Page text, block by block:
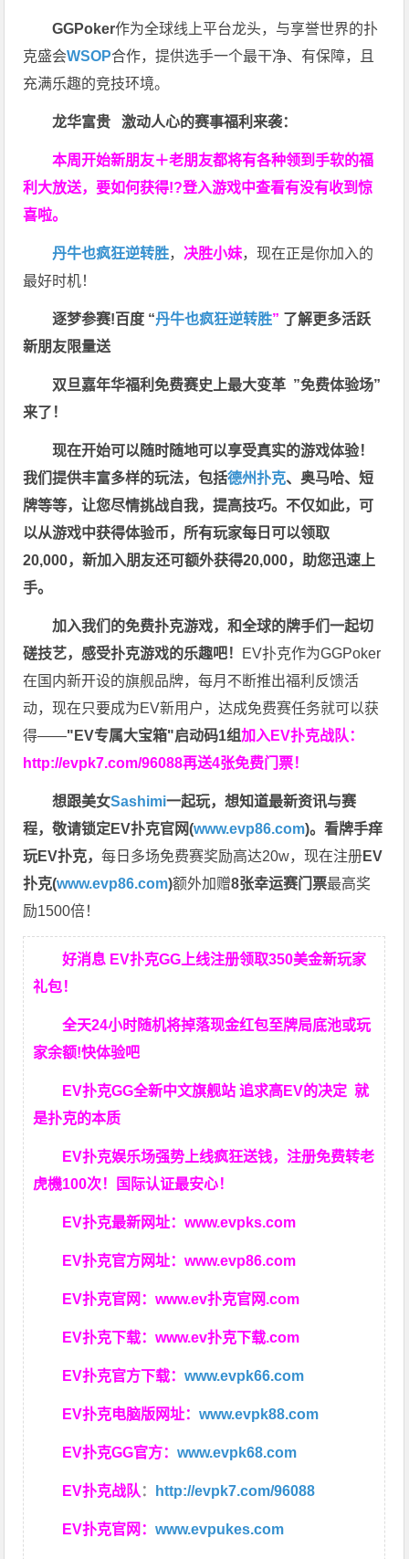
GGPoker作为全球线上平台龙头，与享誉世界的扑
克盛会WSOP合作，提供选手一个最干净、有保障，且
充满乐趣的竞技环境。
龙华富贵 激动人心的赛事福利来袭：
本周开始新朋友＋老朋友都将有各种领到手软的福
利大放送，要如何获得!?登入游戏中查看有没有收到惊
喜啦。
丹牛也疯狂逆转胜， 决胜小妹，现在正是你加入的
最好时机！
逐梦参赛!百度 “丹牛也疯狂逆转胜” 了解更多活跃
新朋友限量送
双旦嘉年华福利免费赛史上最大变革 ”免费体验场”
来了！
现在开始可以随时随地可以享受真实的游戏体验！
我们提供丰富多样的玩法，包括德州扑克、奥马哈、短
牌等等，让您尽情挑战自我，提高技巧。不仅如此， 可
以从游戏中获得体验币，所有玩家每日可以领取
20,000，新加入朋友还可额外获得20,000，助您迅速上
手。
加入我们的免费扑克游戏，和全球的牌手们一起切
磋技艺，感受扑克游戏的乐趣吧！ EV扑克作为GGPoker
在国内新开设的旗舰品牌，每月不断推出福利反馈活
动，现在只要成为EV新用户，达成免费赛任务就可以获
得——"EV专属大宝箱"启动码1组加入EV扑克战队：
http://evpk7.com/96088再送4张免费门票！
想跟美女Sashimi一起玩，想知道最新资讯与赛
程，敬请锁定EV扑克官网(www.evp86.com)。看牌手痒
玩EV扑克，每日多场免费赛奖励高达20w，现在注册EV
扑克(www.evp86.com)额外加赠8张幸运赛门票最高奖
励1500倍！
好消息 EV扑克GG上线注册领取350美金新玩家
礼包！
全天24小时随机将掉落现金红包至牌局底池或玩
家余额!快体验吧
EV扑克GG全新中文旗舰站 追求高EV的决定就
是扑克的本质
EV扑克娱乐场强势上线疯狂送钱，注册免费转老
虎機100次！国际认证最安心！
EV扑克最新网址：www.evpks.com
EV扑克官方网址：www.evp86.com
EV扑克官网：www.ev扑克官网.com
EV扑克下载：www.ev扑克下载.com
EV扑克官方下载：www.evpk66.com
EV扑克电脑版网址：www.evpk88.com
EV扑克GG官方：www.evpk68.com
EV扑克战队 ： http://evpk7.com/96088
EV扑克官网：www.evpukes.com